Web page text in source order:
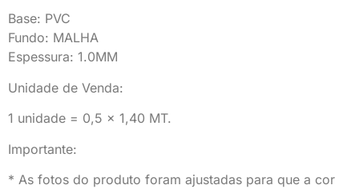
Base: PVC
Fundo: MALHA
Espessura: 1.0MM
Unidade de Venda:
1 unidade = 0,5 x 1,40 MT.
Importante:
* As fotos do produto foram ajustadas para que a cor